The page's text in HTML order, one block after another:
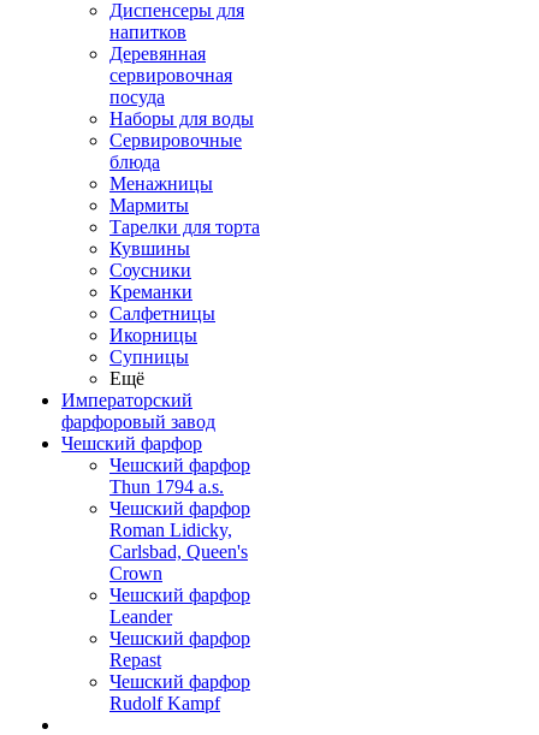
Диспенсеры для
напитков
Деревянная
сервировочная
посуда
Наборы для воды
Сервировочные
блюда
Менажницы
Мармиты
Тарелки для торта
Кувшины
Соусники
Креманки
Салфетницы
Икорницы
Супницы
Ещё
Императорский
фарфоровый завод
Чешский фарфор
Чешский фарфор
Thun 1794 a.s.
Чешский фарфор
Roman Lidicky,
Carlsbad, Queen's
Crown
Чешский фарфор
Leander
Чешский фарфор
Repast
Чешский фарфор
Rudolf Kampf